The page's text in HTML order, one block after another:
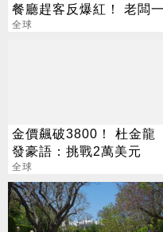
餐廳趕客反爆紅！ 老闆
全球
金價飆破3800！ 杜金龍
發豪語：挑戰2萬美元
全球